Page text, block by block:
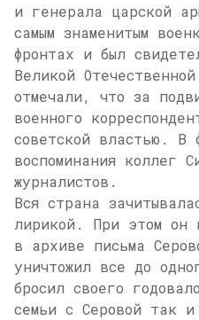
и генерала царской
самым знаменитым
фронтах и был
Великой
отмечали, что за
военного
советской властью. В
воспоминания коллег
журналистов.
Вся страна
лирикой. При этом он
в архиве письма
уничтожил все до
бросил своего
семьи с Серовой так